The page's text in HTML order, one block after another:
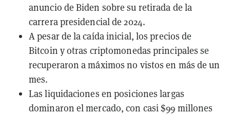
anuncio de Biden sobre su retirada de la
carrera presidencial de 2024.
A pesar de la caída inicial, los precios de
Bitcoin y otras criptomonedas principales se
recuperaron a máximos no vistos en más de un
mes.
Las liquidaciones en posiciones largas
dominaron el mercado, con casi $99 millones